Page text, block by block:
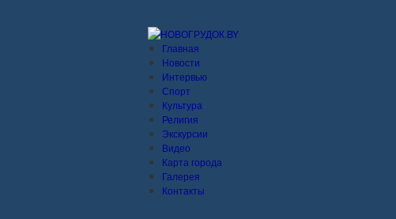
Главная
Новости
Интервью
Спорт
Культура
Религия
Экскурсии
Видео
Карта города
Галерея
Контакты